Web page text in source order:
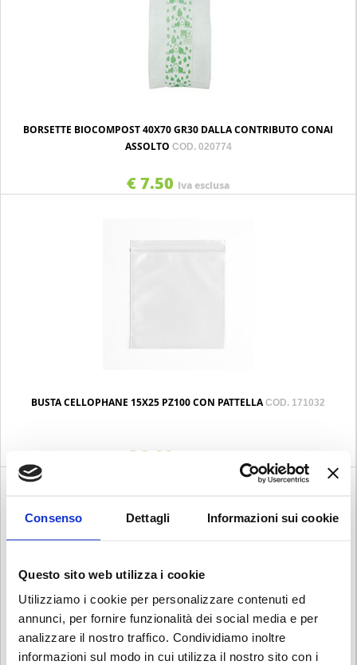
Consenso Dettagli Informazioni sui cookie
Questo sito web utilizza i cookie
Utilizziamo i cookie per personalizzare contenuti ed
annunci, per fornire funzionalità dei social media e per
analizzare il nostro traffico. Condividiamo inoltre
informazioni sul modo in cui utilizza il nostro sito con i
BORSETTE BIOCOMPOST 40X70 GR30 DALLA CONTRIBUTO CONAI
ASSOLTO COD. 020774
€ 7.50 Iva esclusa
BUSTA CELLOPHANE 15X25 PZ100 CON PATTELLACOD. 171032
€ 8.00